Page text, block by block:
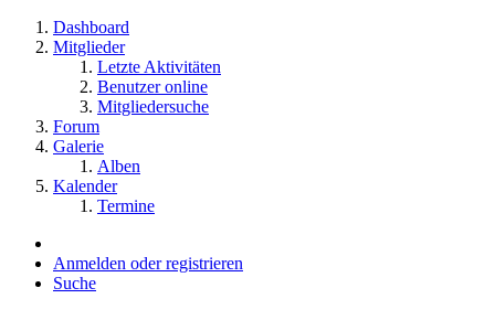
Dashboard
Mitglieder
Letzte Aktivitäten
Benutzer online
Mitgliedersuche
Forum
Galerie
Alben
Kalender
Termine
Anmelden oder registrieren
Suche